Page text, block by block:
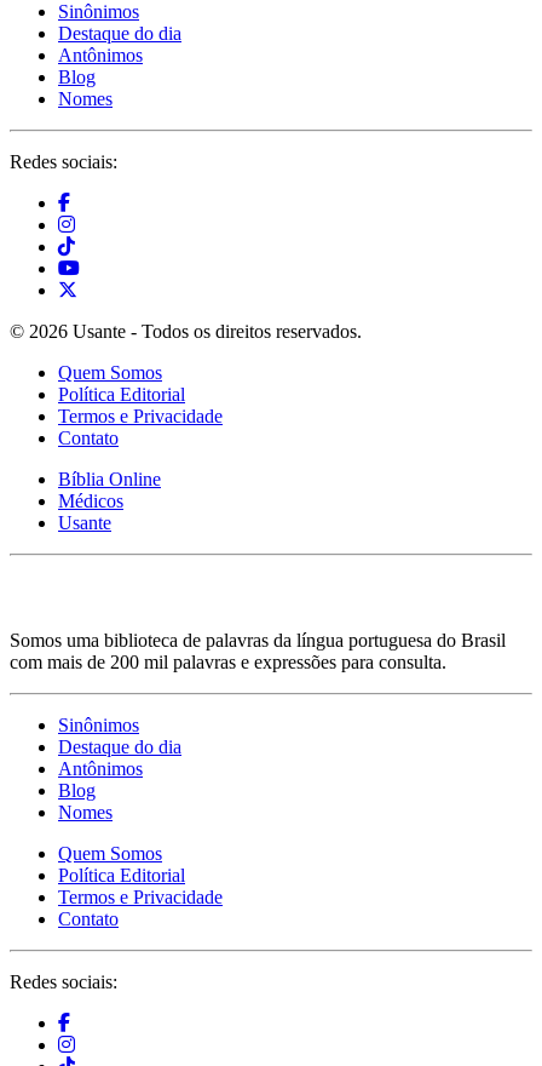
Sinônimos
Destaque do dia
Antônimos
Blog
Nomes
Redes sociais:
© 2026 Usante - Todos os direitos reservados.
Quem Somos
Política Editorial
Termos e Privacidade
Contato
Bíblia Online
Médicos
Usante
Somos uma biblioteca de palavras da língua portuguesa do Brasil
com mais de 200 mil palavras e expressões para consulta.
Sinônimos
Destaque do dia
Antônimos
Blog
Nomes
Quem Somos
Política Editorial
Termos e Privacidade
Contato
Redes sociais: